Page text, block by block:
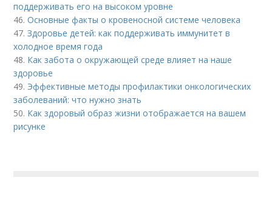
поддерживать его на высоком уровне
46.Основные факты о кровеносной системе человека
47.Здоровье детей: как поддерживать иммунитет в
холодное время года
48. Как забота о окружающей среде влияет на наше
здоровье
49. Эффективные методы профилактики онкологических
заболеваний: что нужно знать
50. Как здоровый образ жизни отображается на вашем
рисунке